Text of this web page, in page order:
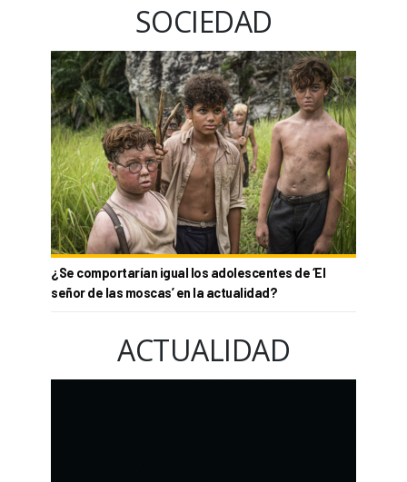
SOCIEDAD
¿Se comportarían igual los adolescentes de ‘El
señor de las moscas’ en la actualidad?
ACTUALIDAD